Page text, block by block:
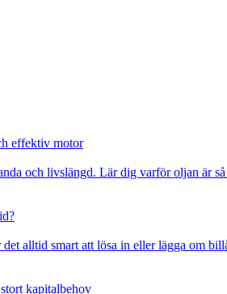
effektiv motor
och livslängd. Lär dig varför oljan är
alltid smart att lösa in eller lägga om
kapitalbehov